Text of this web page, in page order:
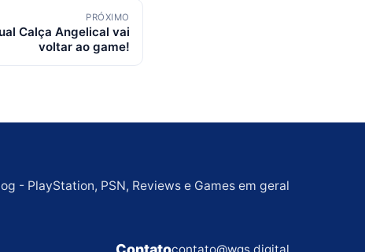
PRÓXIMO
Calça Angelical vai
voltar ao game!
- PlayStation, PSN, Reviews e Games em geral